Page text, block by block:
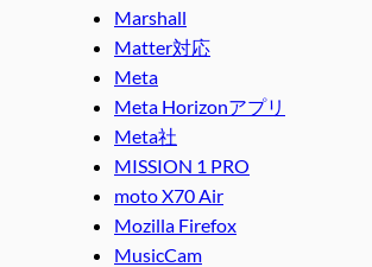
Marshall
Matter対応
Meta
Meta Horizonアプリ
Meta社
MISSION 1 PRO
moto X70 Air
Mozilla Firefox
MusicCam